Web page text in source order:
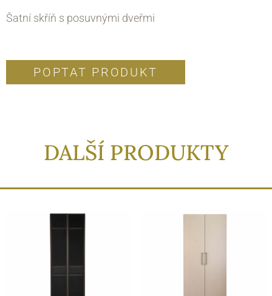
Šatní skříň s posuvnými dveřmi
POPTAT PRODUKT
DALŠÍ PRODUKTY